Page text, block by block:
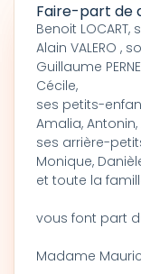
Faire-part de
Benoit LOCART,
Alain VALERO ,
Guillaume
Cécile,
ses petits-
Amalia, Antonin,
ses arrière-
Monique,
et toute la
vous font part
Madame